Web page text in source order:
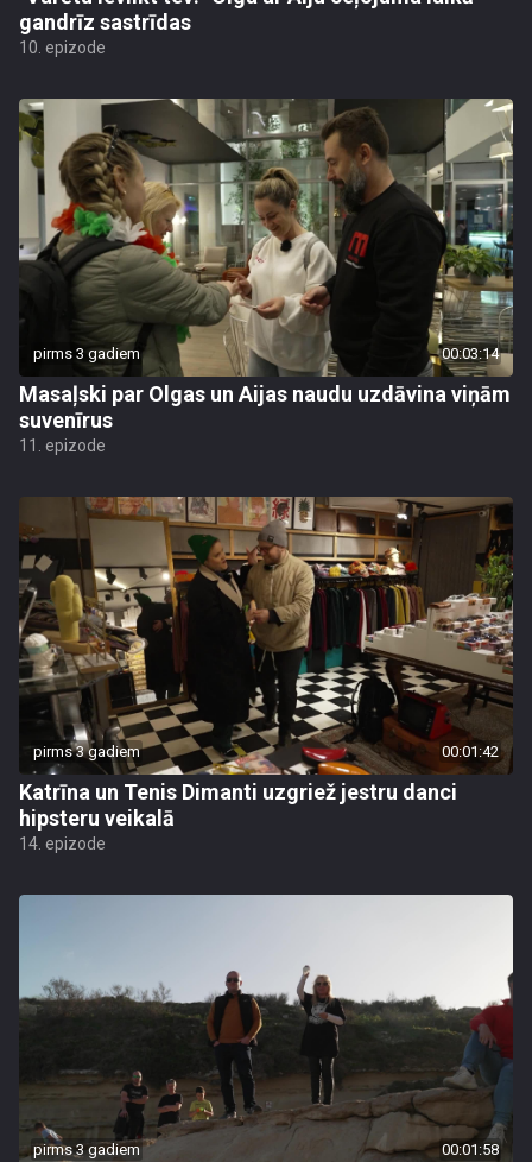
gandrīz sastrīdas
10. epizode
pirms 3 gadiem 00:03:14
Masaļski par Olgas un Aijas naudu uzdāvina viņām
suvenīrus
11. epizode
pirms 3 gadiem 00:01:42
Katrīna un Tenis Dimanti uzgriež jestru danci
hipsteru veikalā
14. epizode
pirms 3 gadiem 00:01:58